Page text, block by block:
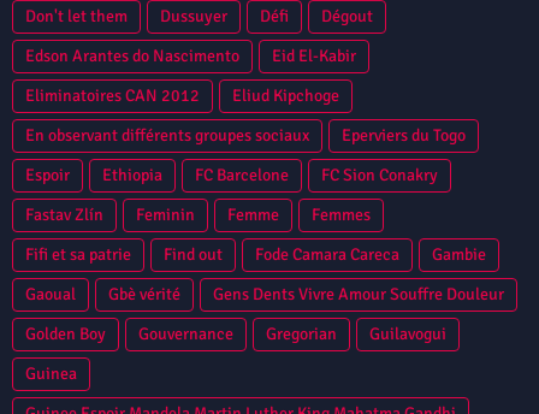
Don't let them
Dussuyer Défi
Dégout
Edson Arantes do Nascimento
Eid El-Kabir
Eliminatoires CAN 2012
Eliud Kipchoge
En observant différents groupes sociaux
Eperviers du Togo
Espoir
Ethiopia FC Barcelone
FC Sion Conakry
Fastav Zlín
Feminin Femme
Femmes
Fifi et sa patrie
Find out Fode Camara Careca
Gambie
Gaoual
Gbè vérité
Gens Dents Vivre Amour Souffre Douleur
Golden Boy
Gouvernance Gregorian
Guilavogui
Guinea